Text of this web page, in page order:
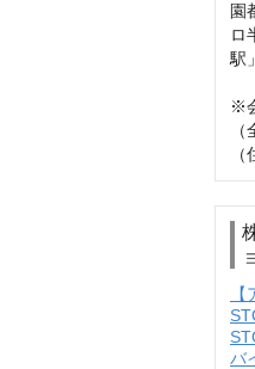
園
ロ
駅
※
バ